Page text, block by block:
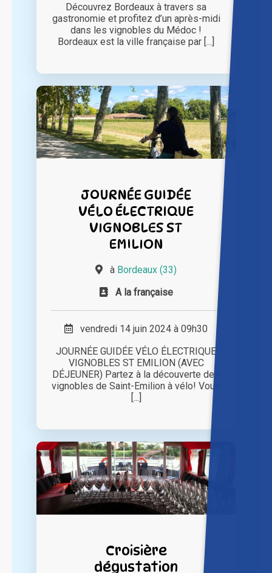
Découvrez Bordeaux à travers sa
gastronomie et profitez d’un après-midi
dans les vignobles du Médoc !
Bordeaux est la ville française par [...]
JOURNÉE GUIDÉE
VÉLO ÉLECTRIQUE
VIGNOBLES ST
EMILION
à Bordeaux (33)
A la française
vendredi 14 juin 2024 à 09h30
JOURNÉE GUIDÉE VÉLO ÉLECTRIQUE
VIGNOBLES ST EMILION (AVEC
DÉJEUNER) Partez à la découverte des
vignobles de Saint-Emilion à vélo! Vous
[...]
Croisière
dégustation